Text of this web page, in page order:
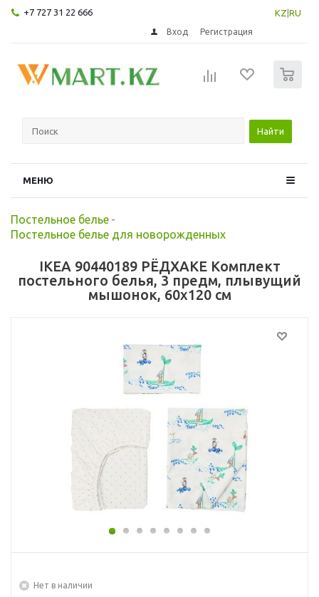
+7 727 31 22 666 KZ RU
Вход Регистрация
Найти
МЕНЮ
Постельное белье -
Постельное белье для новорожденных
IKEA 90440189 РЁДХАКЕ Комплект
постельного белья, 3 предм, плывущий
мышонок, 60x120 см
Нет в наличии